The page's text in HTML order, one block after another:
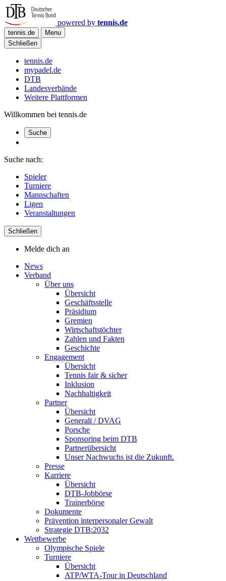
powered by tennis.de
tennis.de
Menu
Schließen
tennis.de
mypadel.de
DTB
Landesverbände
Weitere Plattformen
Willkommen bei tennis.de
Suche
Suche nach:
Spieler
Turniere
Mannschaften
Ligen
Veranstaltungen
Schließen
Melde dich an
News
Verband
Über uns
Übersicht
Geschäftsstelle
Präsidium
Gremien
Wirtschaftstöchter
Zahlen und Fakten
Geschichte
Engagement
Übersicht
Tennis fair & sicher
Inklusion
Nachhaltigkeit
Partner
Übersicht
Generali / DVAG
Porsche
Sponsoring beim DTB
Partnerübersicht
Unser Nachwuchs ist die Zukunft.
Presse
Karriere
Übersicht
DTB-Jobbörse
Trainerbörse
Dokumente
Prävention interpersonaler Gewalt
Strategie DTB:2032
Wettbewerbe
Olympische Spiele
Turniere
Übersicht
ATP/WTA-Tour in Deutschland